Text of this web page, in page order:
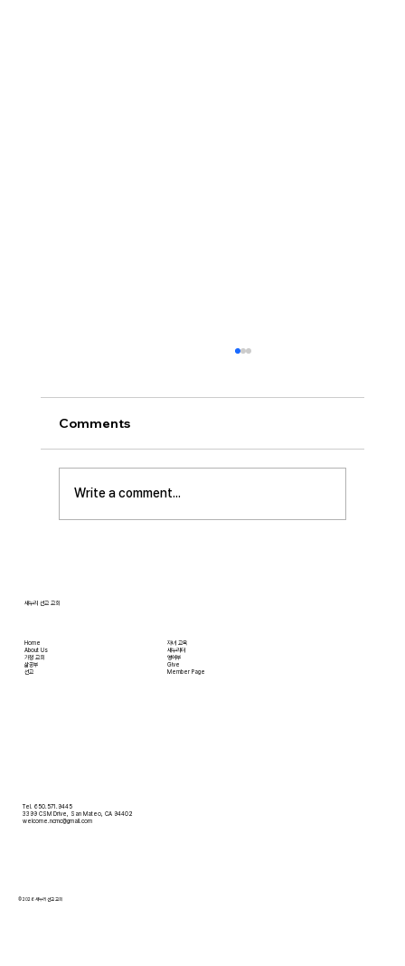
• 서대석 목자 단기 선교 8월 1일부터 13일까지
이스라엘 단기 선교를 다녀옵니다. 관심과 기도
평신도 세미나가 어스틴 늘푸른교회에서 9월 25
일부터 27일까지 있습니다. 등록마감은 8월 7일
Comments
Write a comment...
Home
About Us
​가정 교회
​삶공부
​선교
자녀 교육
새누리터
영어부
Give
Member Page
Tel. 650.571.9445
3399 CSM Drive, San Mateo, CA 94402
welcome.ncmc@gmail.com
© 2026 새누리 선교 교회
새누리 선교 교회